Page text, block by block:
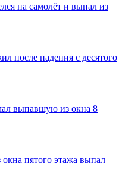
на самолёт и выпал из
после падения с десятого
выпавшую из окна 8
пятого этажа выпал